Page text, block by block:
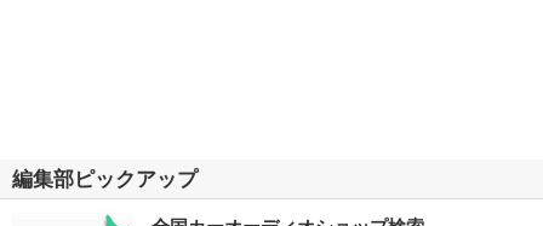
編集部ピックアップ